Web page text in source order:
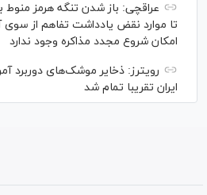
عراقچی: باز شدن تنگه هرمز
تا موارد نقض یادداشت تفاهم از سوی
امکان شروع مجدد مذاکره وجود ندارد
رویترز: ذخایر موشک‌های دوربرد
ایران تقریبا تمام شد